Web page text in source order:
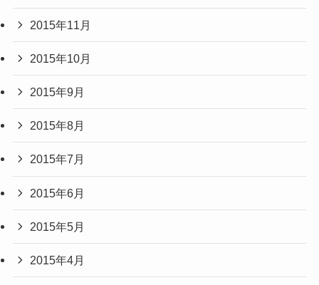
2015年11月
2015年10月
2015年9月
2015年8月
2015年7月
2015年6月
2015年5月
2015年4月